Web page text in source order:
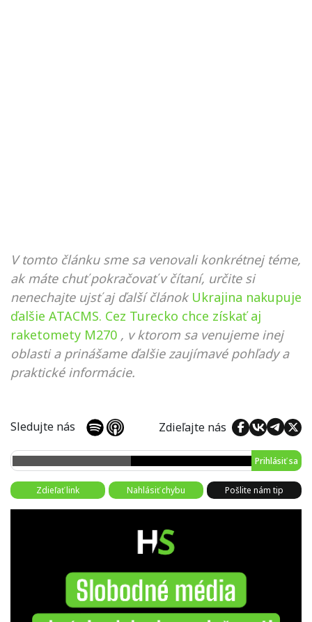
V tomto článku sme sa venovali konkrétnej téme,
ak máte chuť pokračovať v čítaní, určite si
nenechajte ujsť aj ďalší článok Ukrajina nakupuje
ďalšie ATACMS. Cez Turecko chce získať aj
raketomety M270 , v ktorom sa venujeme inej
oblasti a prinášame ďalšie zaujímavé pohľady a
praktické informácie.
Sledujte nás Zdieľajte nás
Prihlásiť sa
Zdieľať link Nahlásiť chybu Pošlite nám tip